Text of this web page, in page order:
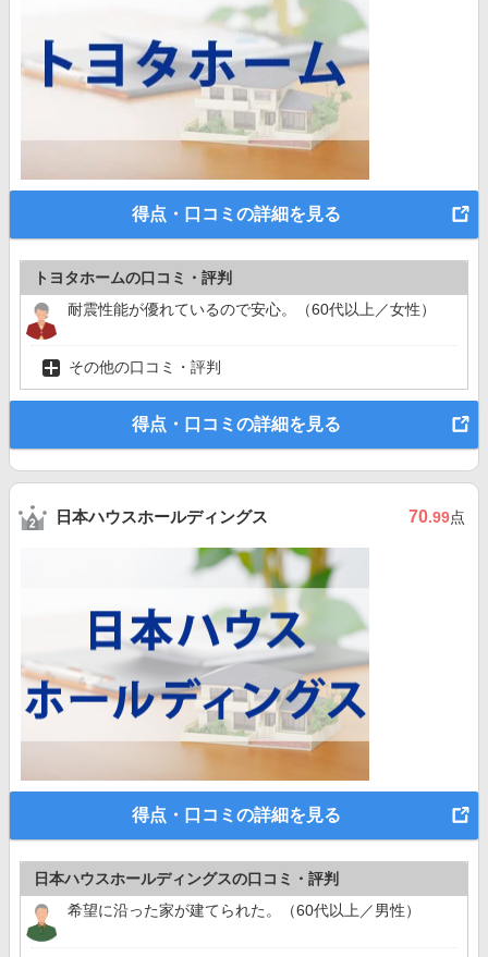
得点・口コミの詳細を見る
トヨタホームの口コミ・評判
耐震性能が優れているので安心。（60代以上／女性）
その他の口コミ・評判
得点・口コミの詳細を見る
日本ハウスホールディングス 70.99点
得点・口コミの詳細を見る
日本ハウスホールディングスの口コミ・評判
希望に沿った家が建てられた。（60代以上／男性）